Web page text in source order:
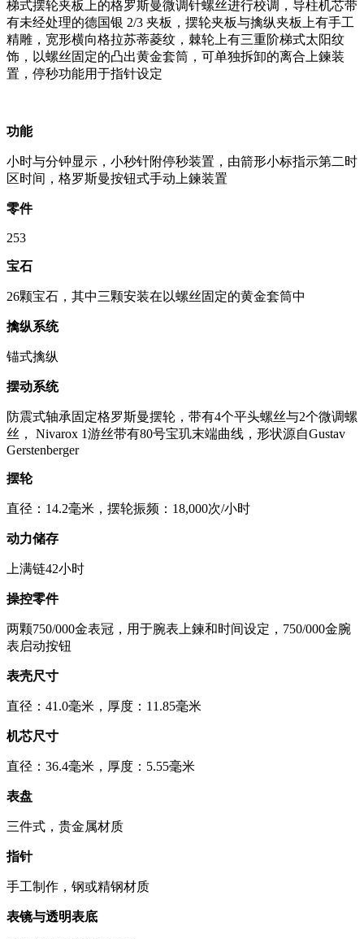
梯式摆轮夹板上的格罗斯曼微调针螺丝进行校调，导柱机芯带
有未经处理的德国银 2/3 夹板，摆轮夹板与擒纵夹板上有手工
精雕，宽形横向格拉苏蒂菱纹，棘轮上有三重阶梯式太阳纹
饰，以螺丝固定的凸出黄金套筒，可单独拆卸的离合上鍊装
置，停秒功能用于指针设定
功能
小时与分钟显示，小秒针附停秒装置，由箭形小标指示第二时
区时间，格罗斯曼按钮式手动上鍊装置
零件
253
宝石
26颗宝石，其中三颗安装在以螺丝固定的黄金套筒中
擒纵系统
锚式擒纵
摆动系统
防震式轴承固定格罗斯曼摆轮，带有4个平头螺丝与2个微调螺
丝， Nivarox 1游丝带有80号宝玑末端曲线，形状源自Gustav
Gerstenberger
摆轮
直径：14.2毫米，摆轮振频：18,000次/小时
动力储存
上满链42小时
操控零件
两颗750/000金表冠，用于腕表上鍊和时间设定，750/000金腕
表启动按钮
表壳尺寸
直径：41.0毫米，厚度：11.85毫米
机芯尺寸
直径：36.4毫米，厚度：5.55毫米
表盘
三件式，贵金属材质
指针
手工制作，钢或精钢材质
表镜与透明表底